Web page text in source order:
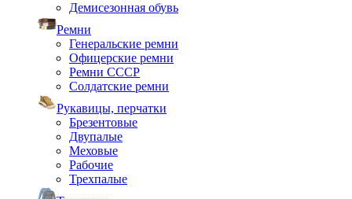
Демисезонная обувь
Ремни
Генеральские ремни
Офицерские ремни
Ремни СССР
Солдатские ремни
Рукавицы, перчатки
Брезентовые
Двупалые
Меховые
Рабочие
Трехпалые